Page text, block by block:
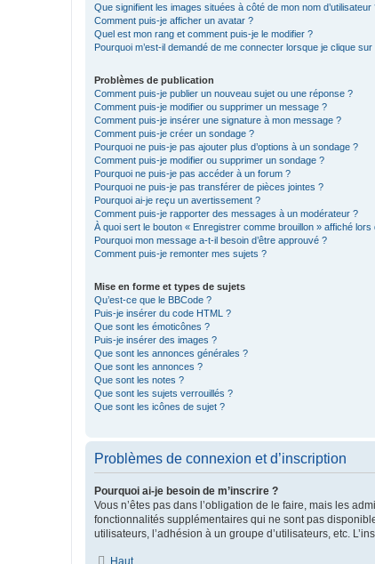
Que signifient les images situées à côté de mon nom d’utilisateur
Comment puis-je afficher un avatar ?
Quel est mon rang et comment puis-je le modifier ?
Pourquoi m’est-il demandé de me connecter lorsque je clique
Problèmes de publication
Comment puis-je publier un nouveau sujet ou une réponse ?
Comment puis-je modifier ou supprimer un message ?
Comment puis-je insérer une signature à mon message ?
Comment puis-je créer un sondage ?
Pourquoi ne puis-je pas ajouter plus d’options à un sondage ?
Comment puis-je modifier ou supprimer un sondage ?
Pourquoi ne puis-je pas accéder à un forum ?
Pourquoi ne puis-je pas transférer de pièces jointes ?
Pourquoi ai-je reçu un avertissement ?
Comment puis-je rapporter des messages à un modérateur ?
À quoi sert le bouton « Enregistrer comme brouillon » affiché lors
Pourquoi mon message a-t-il besoin d’être approuvé ?
Comment puis-je remonter mes sujets ?
Mise en forme et types de sujets
Qu’est-ce que le BBCode ?
Puis-je insérer du code HTML ?
Que sont les émoticônes ?
Puis-je insérer des images ?
Que sont les annonces générales ?
Que sont les annonces ?
Que sont les notes ?
Que sont les sujets verrouillés ?
Que sont les icônes de sujet ?
Problèmes de connexion et d’inscription
Pourquoi ai-je besoin de m’inscrire ?
Vous n’êtes pas dans l’obligation de le faire, mais les
fonctionnalités supplémentaires qui ne sont pas
utilisateurs, l’adhésion à un groupe d’utilisateurs, etc.
Haut